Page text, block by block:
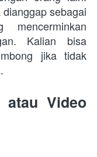
sebagai
Kalian bisa
jika tidak
Video